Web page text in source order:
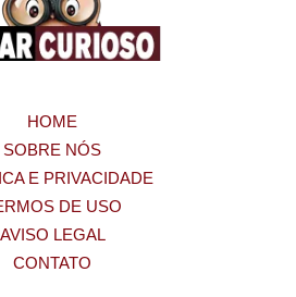
HOME
SOBRE NÓS
E PRIVACIDADE
DE USO
AVISO LEGAL
CONTATO